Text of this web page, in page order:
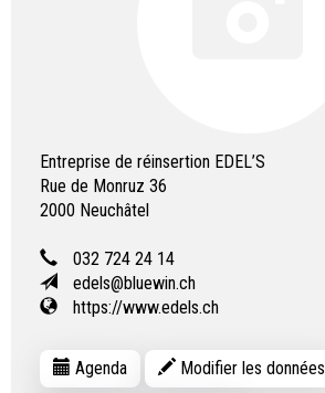
Entreprise de réinsertion EDEL’S
Rue de Monruz 36
2000 Neuchâtel
032 724 24 14
edels@bluewin.ch
https://www.edels.ch
Agenda Modifier les données